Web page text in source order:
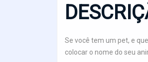
Se você tem um pet, e
colocar o nome do seu